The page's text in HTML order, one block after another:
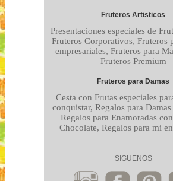
Fruteros Artisticos
Presentaciones especiales de
Fruteros Corporativos, Fruteros
empresariales, Fruteros para
Fruteros Premium
Fruteros para Damas
Cesta con Frutas especiales
conquistar, Regalos para
Regalos para Enamoradas
Chocolate, Regalos para mi
SIGUENOS